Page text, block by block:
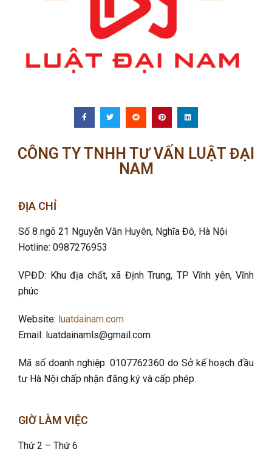
CÔNG TY TNHH TƯ VẤN LUẬT ĐẠI
NAM
ĐỊA CHỈ
Số 8 ngõ 21 Nguyễn Văn Huyên, Nghĩa Đô, Hà Nội
Hotline: 0987276953
VPĐD: Khu địa chất, xã Định Trung, TP Vĩnh yên, Vĩnh
phúc
Website: luatdainam.com
Email: luatdainamls@gmail.com
Mã số doanh nghiệp: 0107762360 do Sở kế hoạch đầu
tư Hà Nội chấp nhận đăng ký và cấp phép.
GIỜ LÀM VIỆC
Thứ 2 – Thứ 6